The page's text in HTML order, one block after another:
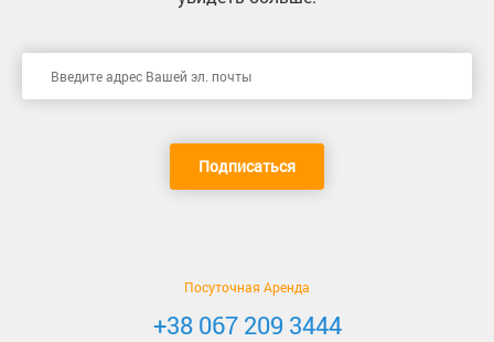
Подписаться
Посуточная Аренда
+38 067 209 3444